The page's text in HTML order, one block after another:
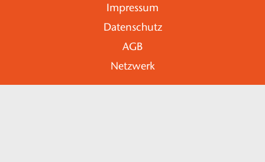
Impressum
Datenschutz
AGB
Netzwerk